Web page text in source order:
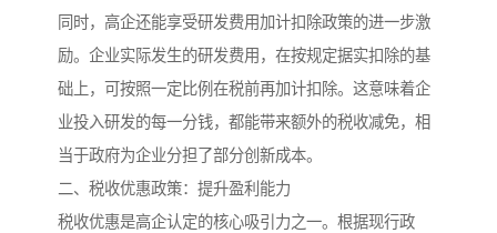
同时，高企还能享受研发费用加计扣除政策的进一步激
励。企业实际发生的研发费用，在按规定据实扣除的基
础上，可按照一定比例在税前再加计扣除。这意味着企
业投入研发的每一分钱，都能带来额外的税收减免，相
当于政府为企业分担了部分创新成本。
二、税收优惠政策：提升盈利能力
税收优惠是高企认定的核心吸引力之一。根据现行政